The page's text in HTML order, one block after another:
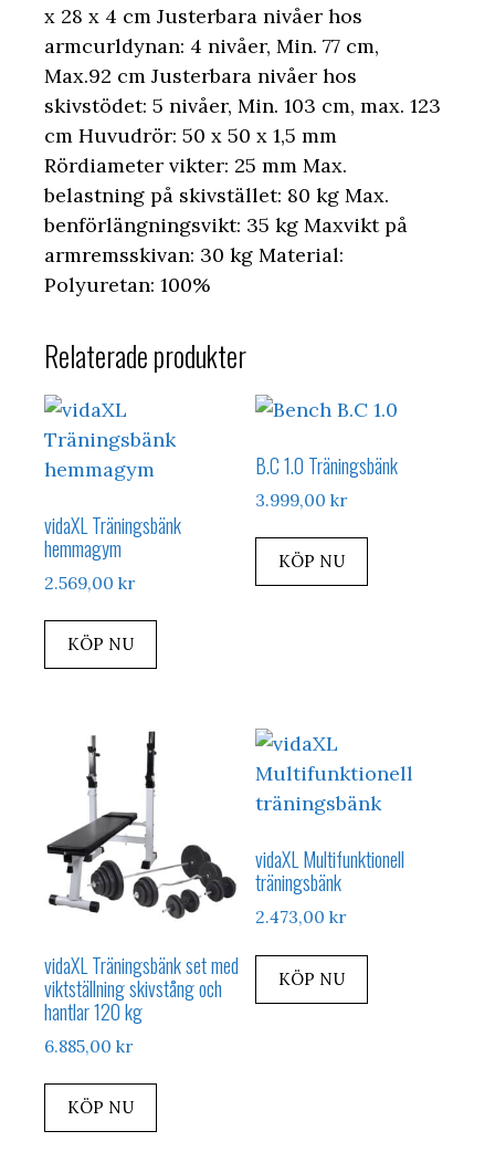
x 28 x 4 cm Justerbara nivåer hos
armcurldynan: 4 nivåer, Min. 77 cm,
Max.92 cm Justerbara nivåer hos
skivstödet: 5 nivåer, Min. 103 cm, max. 123
cm Huvudrör: 50 x 50 x 1,5 mm
Rördiameter vikter: 25 mm Max.
belastning på skivstället: 80 kg Max.
benförlängningsvikt: 35 kg Maxvikt på
armremsskivan: 30 kg Material:
Polyuretan: 100%
Relaterade produkter
vidaXL Träningsbänk
hemmagym
2.569,00 kr
KÖP NU
B.C 1.0 Träningsbänk
3.999,00kr
KÖP NU
vidaXL Träningsbänk set med
viktställning skivstång och
hantlar 120 kg
6.885,00 kr
KÖP NU
vidaXL Multifunktionell
träningsbänk
2.473,00kr
KÖP NU